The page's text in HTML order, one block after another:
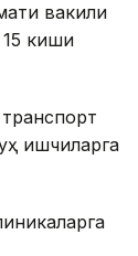
вакили
киши
ишчиларга